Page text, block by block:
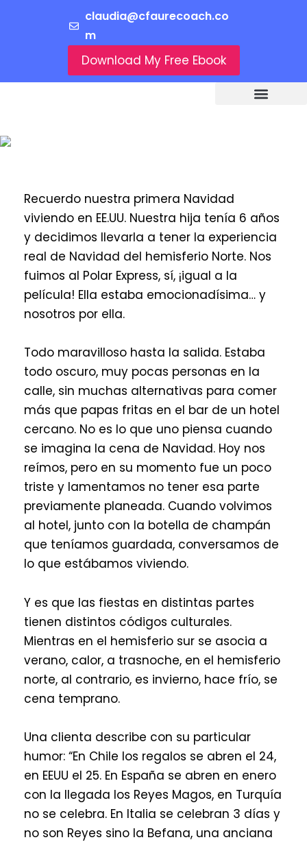
claudia@cfaurecoach.co
m
Download My Free Ebook
Recuerdo nuestra primera Navidad
viviendo en EE.UU. Nuestra hija tenía 6 años
y decidimos llevarla a tener la experiencia
real de Navidad del hemisferio Norte. Nos
fuimos al Polar Express, sí, ¡igual a la
película! Ella estaba emocionadísima… y
nosotros por ella.
Todo maravilloso hasta la salida. Estaba
todo oscuro, muy pocas personas en la
calle, sin muchas alternativas para comer
más que papas fritas en el bar de un hotel
cercano. No es lo que uno piensa cuando
se imagina la cena de Navidad. Hoy nos
reímos, pero en su momento fue un poco
triste y lamentamos no tener esa parte
previamente planeada. Cuando volvimos
al hotel, junto con la botella de champán
que teníamos guardada, conversamos de
lo que estábamos viviendo.
Y es que las fiestas en distintas partes
tienen distintos códigos culturales.
Mientras en el hemisferio sur se asocia a
verano, calor, a trasnoche, en el hemisferio
norte, al contrario, es invierno, hace frío, se
cena temprano.
Una clienta describe con su particular
humor: “En Chile los regalos se abren el 24,
en EEUU el 25. En España se abren en enero
con la llegada los Reyes Magos, en Turquía
no se celebra. En Italia se celebran 3 días y
no son Reyes sino la Befana, una anciana